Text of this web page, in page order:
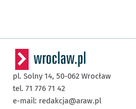
pl. Solny 14, 50-062 Wrocław
tel. 71 776 71 42
e-mail: redakcja@araw.pl